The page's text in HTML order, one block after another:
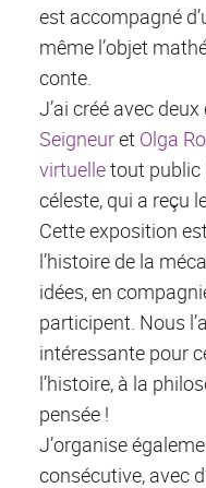
est accompagné
même l’objet
conte.
J’ai créé avec
Seigneuret Olga
virtuelletout public
céleste, qui a reçu
Cette exposition
l’histoire de la
idées, en
participent. Nous
intéressante pour
l’histoire, à la
pensée !
J’organise
consécutive, avec